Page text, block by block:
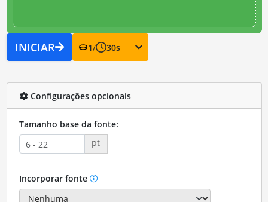
INICIAR 1/ 30s
Configurações opcionais
Tamanho base da fonte:
pt
Incorporar fonte